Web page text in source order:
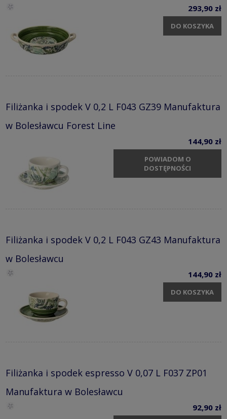
293,90 zł
DO KOSZYKA
Filiżanka i spodek V 0,2 L F043 GZ39 Manufaktura
w Bolesławcu Forest Line
144,90 zł
POWIADOM O
DOSTĘPNOŚCI
Filiżanka i spodek V 0,2 L F043 GZ43 Manufaktura
w Bolesławcu
144,90 zł
DO KOSZYKA
Filiżanka i spodek espresso V 0,07 L F037 ZP01
Manufaktura w Bolesławcu
92,90 zł